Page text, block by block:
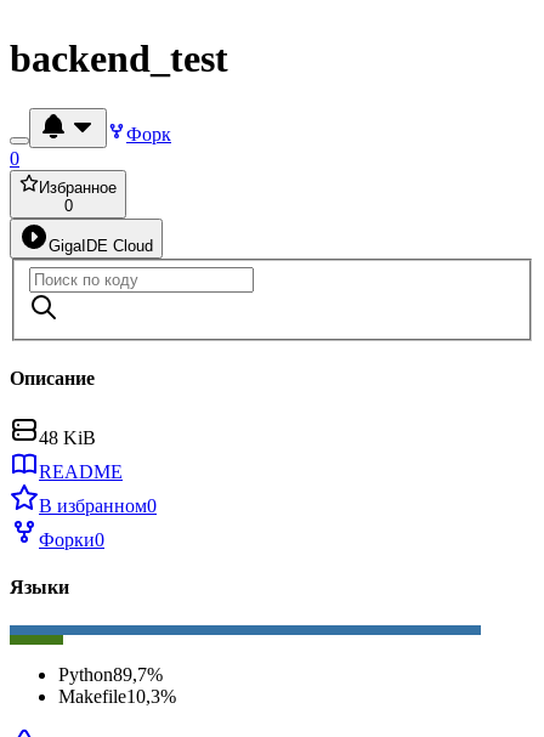
backend_test
Форк
0
Избранное
0
GigaIDE Cloud
Описание
48 KiB
README
В избранном0
Форки0
Языки
Python89,7%
Makefile10,3%